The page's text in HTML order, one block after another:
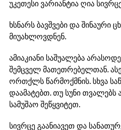
უკეთესი ვარიანტია ღია
ხსნარს ბავშვები და შინაური
მიუახლოვდნენ.
ამიაკიანი საშუალება
შემცველ მათეთრებელთან.
ორთქლს წარმოქმნის. სხვა
დაამატებთ. თუ სუნი თვალებს
სამუშაო შეწყვიტეთ.
სივრცე გაანიავეთ და